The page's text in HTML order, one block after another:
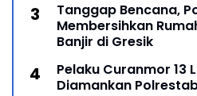
Tanggap Bencana,
Membersihkan
Banjir di Gresik
Pelaku Curanmor 13
Diamankan